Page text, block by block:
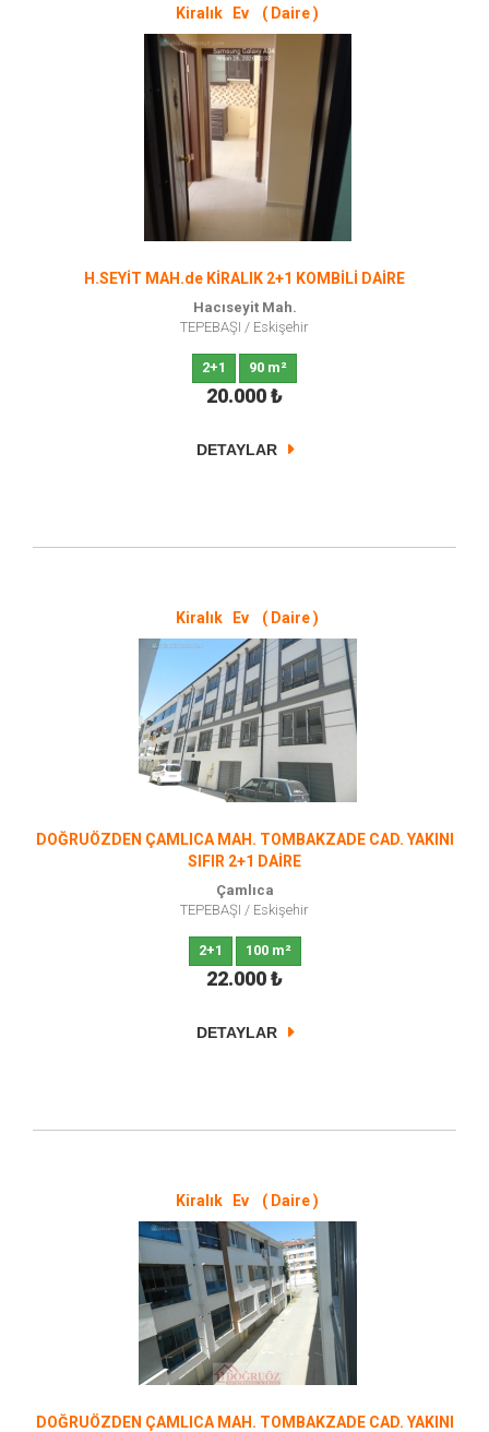
Kiralık Ev ( Daire )
H.SEYİT MAH.de KİRALIK 2+1 KOMBİLİ DAİRE
Hacıseyit Mah.
TEPEBAŞI / Eskişehir
2+1 90 m²
20.000₺
DETAYLAR
Kiralık Ev ( Daire )
DOĞRUÖZDEN ÇAMLICA MAH. TOMBAKZADE CAD. YAKINI
SIFIR 2+1 DAİRE
Çamlıca
TEPEBAŞI / Eskişehir
2+1 100 m²
22.000₺
DETAYLAR
Kiralık Ev ( Daire )
DOĞRUÖZDEN ÇAMLICA MAH. TOMBAKZADE CAD. YAKINI